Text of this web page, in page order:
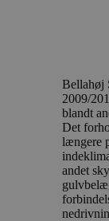
Bellahøj
2009/
blandt
Det
længere
andet